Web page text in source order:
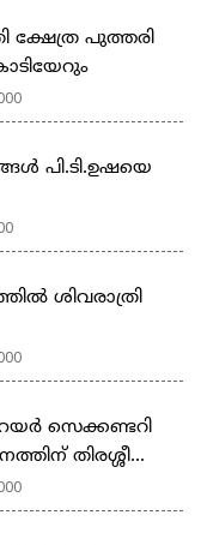
ക്ഷേത്ര പുത്തരി
പി.ടി.ഉഷയെ
ശിവരാത്രി
സെക്കണ്ടറി
തിരശ്ശീ...